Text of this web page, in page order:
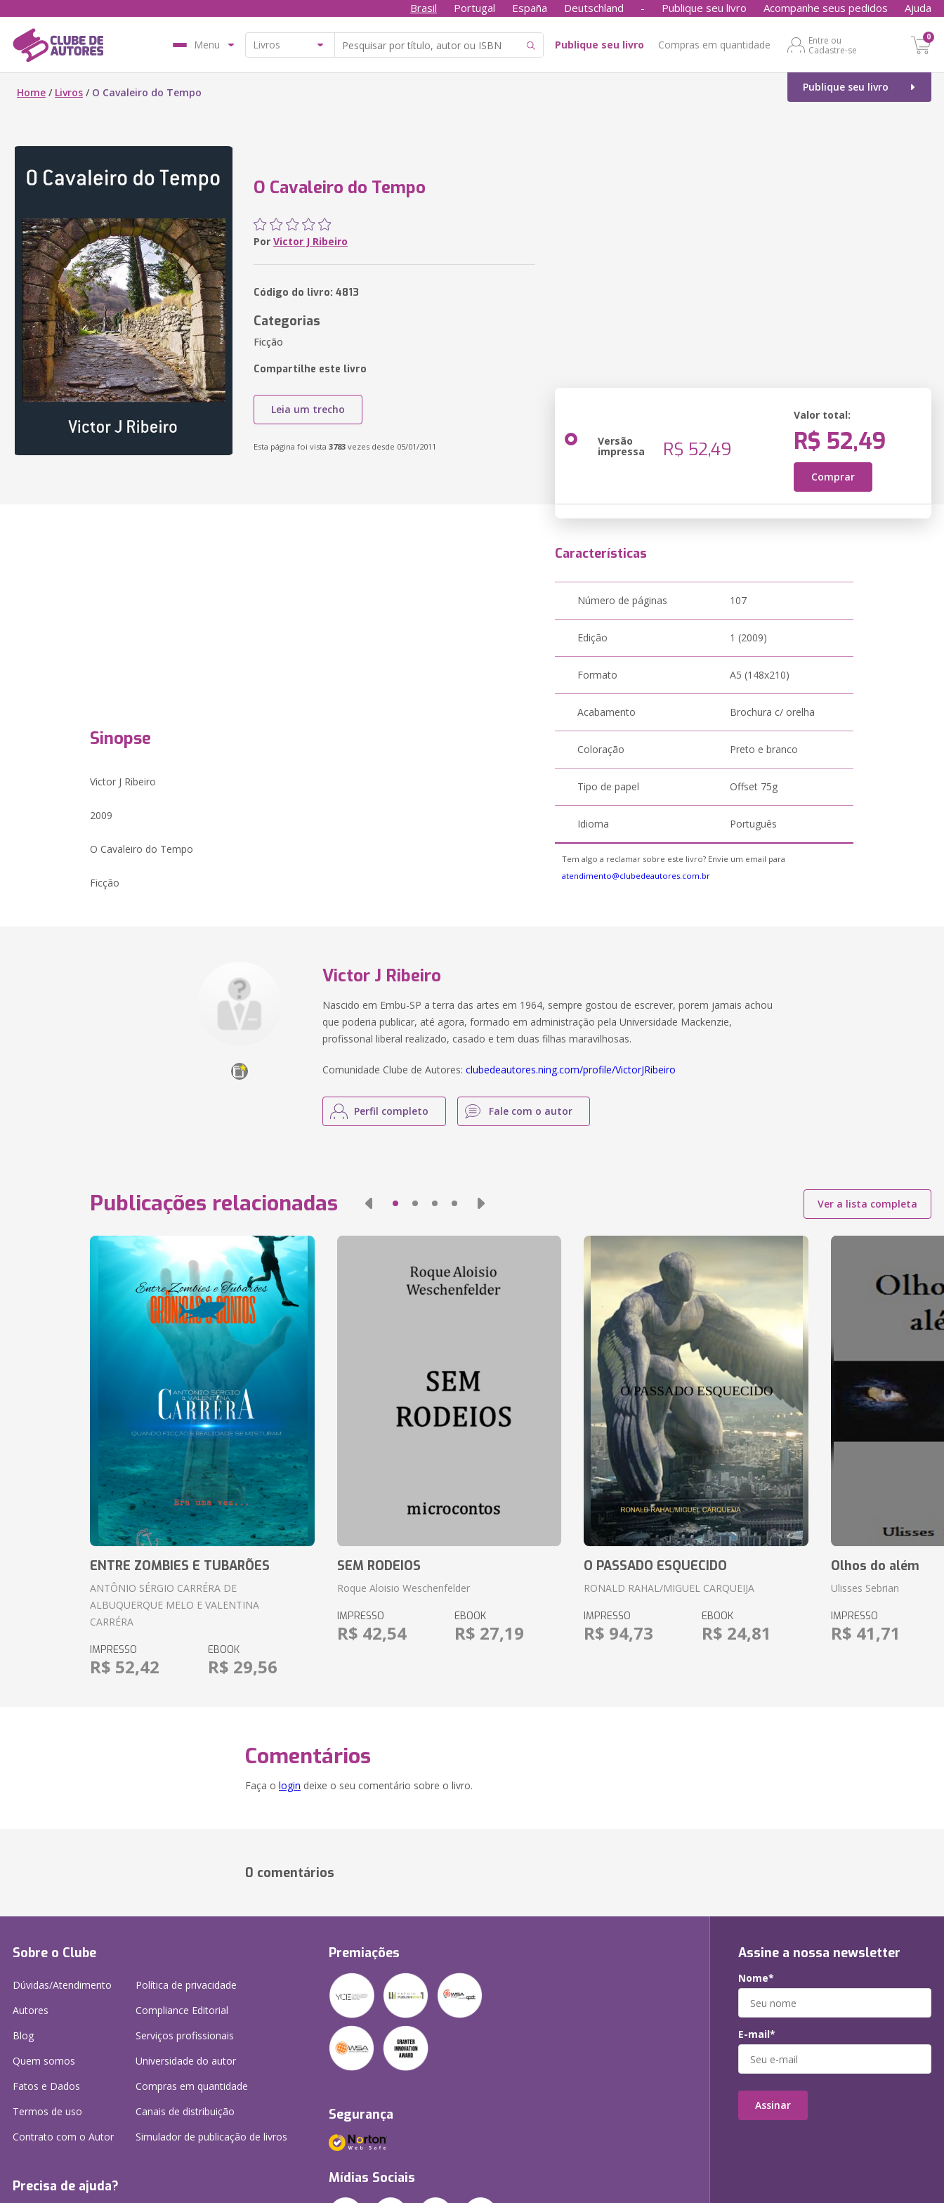
Brasil Portugal España Deutschland - Publique seu livro Acompanhe seus pedidos Ajuda
Menu Publique seu livro Compras em quantidade
Entre ou
Cadastre-se
0
Publique seu livro
Home / Livros / O Cavaleiro do Tempo
O Cavaleiro do Tempo
Por Victor J Ribeiro
Código do livro: 4813
Categorias
Ficção
Compartilhe este livro
Leia um trecho
Esta página foi vista 3783 vezes desde 05/01/2011 Versão
impressa R$ 52,49
Valor total:
R$ 52,49
Comprar
Sinopse
Victor J Ribeiro
2009
O Cavaleiro do Tempo
Ficção
Características
Número de páginas 107
Edição 1 (2009)
Formato A5 (148x210)
Acabamento Brochura c/ orelha
Coloração Preto e branco
Tipo de papel Offset 75g
Idioma Português
Tem algo a reclamar sobre este livro? Envie um email para
atendimento@clubedeautores.com.br
Victor J Ribeiro
Nascido em Embu-SP a terra das artes em 1964, sempre gostou de escrever, porem jamais achou
que poderia publicar, até agora, formado em administração pela Universidade Mackenzie,
profissonal liberal realizado, casado e tem duas filhas maravilhosas.
Comunidade Clube de Autores:clubedeautores.ning.com/profile/VictorJRibeiro
Perfil completo Fale com o autor
Publicações relacionadas Ver a lista completa
ENTRE ZOMBIES E TUBARÕES
ANTÔNIO SÉRGIO CARRÉRA DE
ALBUQUERQUE MELO E VALENTINA
CARRÉRA
IMPRESSO
R$ 52,42
EBOOK
R$ 29,56
SEM RODEIOS
Roque Aloisio Weschenfelder
IMPRESSO
R$ 42,54
EBOOK
R$ 27,19
O PASSADO ESQUECIDO
RONALD RAHAL/MIGUEL CARQUEIJA
IMPRESSO
R$ 94,73
EBOOK
R$ 24,81
Olhos do além
Ulisses Sebrian
IMPRESSO
R$ 41,71
Comentários
Faça o login deixe o seu comentário sobre o livro.
0 comentários
Sobre o Clube
Dúvidas/Atendimento
Autores
Blog
Quem somos
Fatos e Dados
Termos de uso
Contrato com o Autor
Política de privacidade
Compliance Editorial
Serviços profissionais
Universidade do autor
Compras em quantidade
Canais de distribuição
Simulador de publicação de livros
Precisa de ajuda?
Premiações
Segurança
Mídias Sociais
Assine a nossa newsletter
Nome*
E-mail*
Assinar